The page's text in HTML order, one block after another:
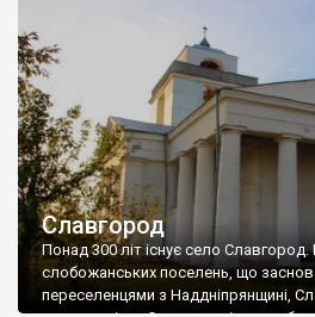
Славгород
Понад 300 літ існує село Славгород.
слобожанських поселень, що
переселенцями з Наддніпрянщині,